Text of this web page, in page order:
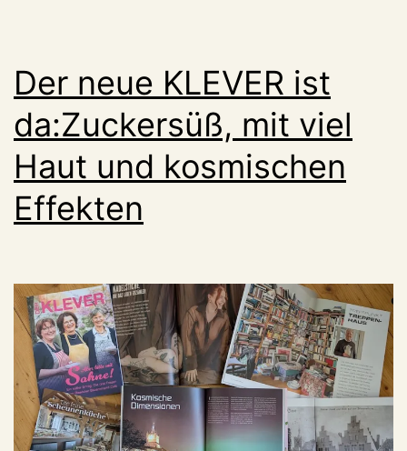
Der neue KLEVER ist
da:Zuckersüß, mit viel
Haut und kosmischen
Effekten